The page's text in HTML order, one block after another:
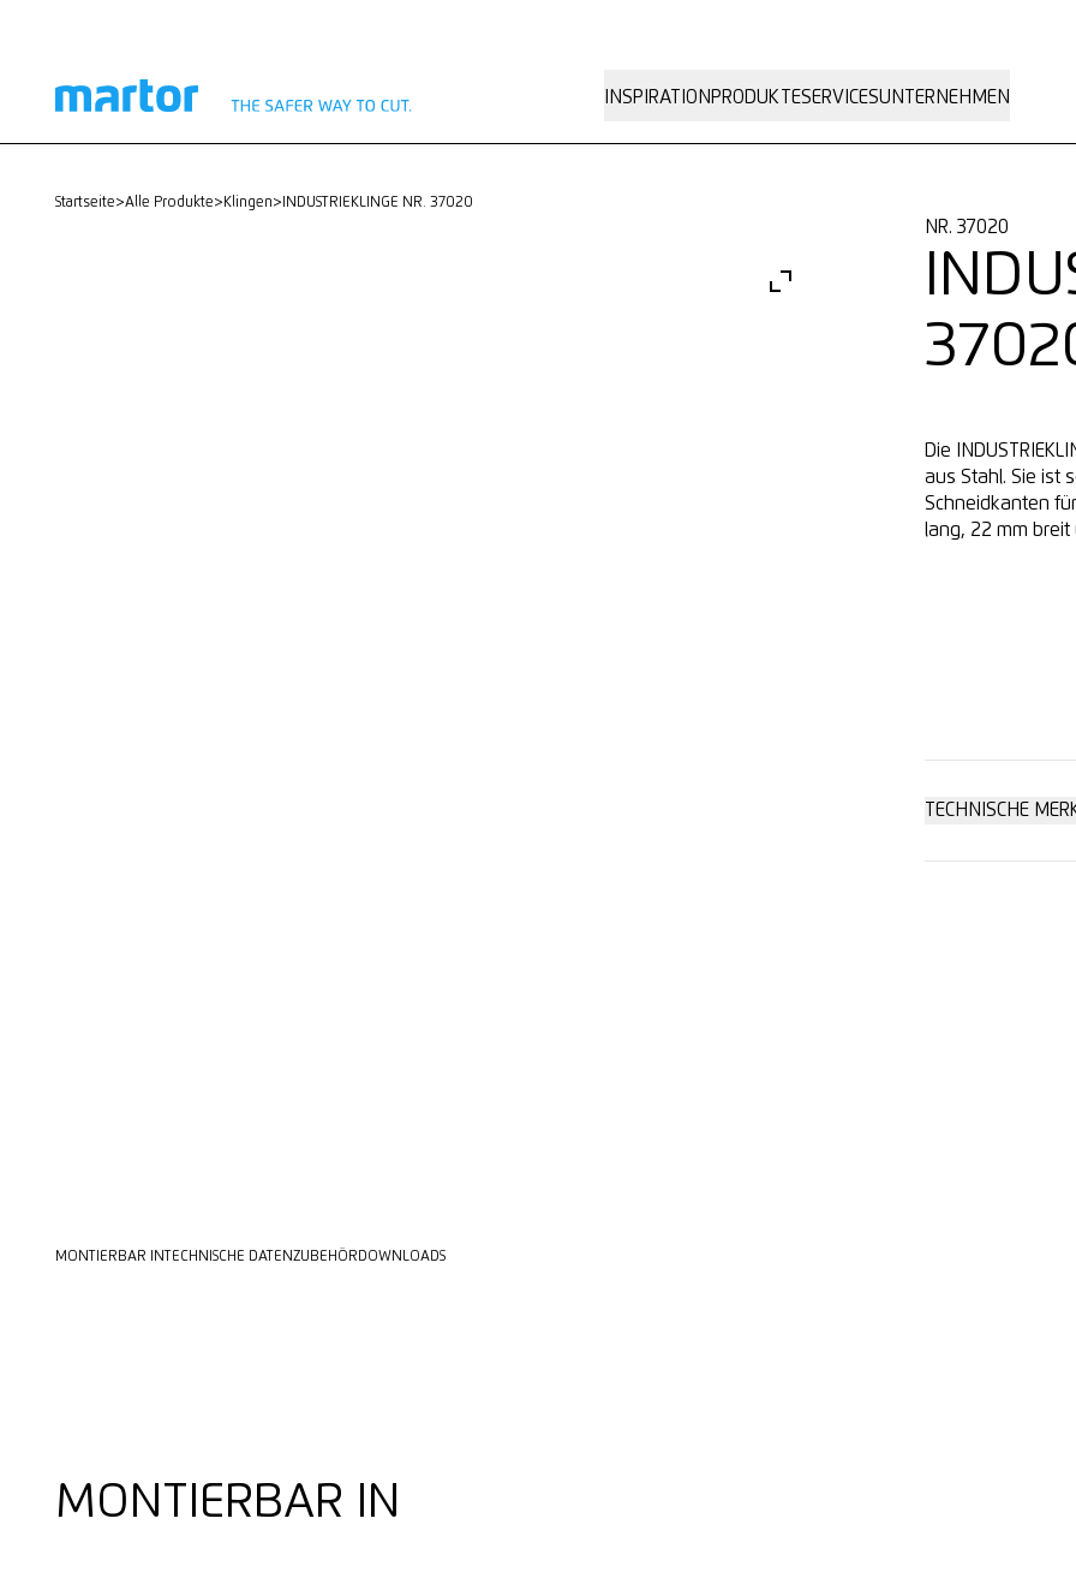
INSPIRATION PRODUKTESERVICESUNTERNEHMEN
startseite> Alle Produkte> Klingen> INDUSTRIEKLINGE NR. 37020
NR. 37020
Die
aus Stahl. Sie ist
Schneidkanten
lang, 22 mm breit
TECHNISCHE
MONTIERBAR IN TECHNISCHE DATENZUBEHÖRDOWNLOADS
MONTIERBAR IN